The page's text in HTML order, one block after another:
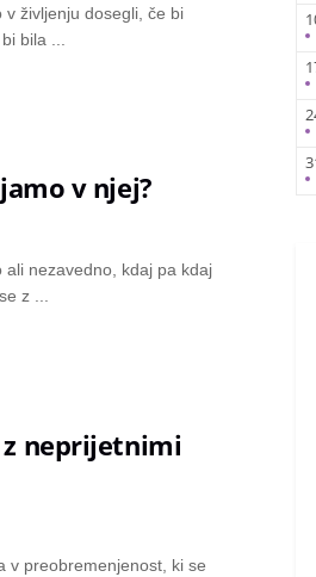
v življenju dosegli, če bi
bila ...
v njej?
nezavedno, kdaj pa kdaj
z ...
neprijetnimi
v preobremenjenost, ki se